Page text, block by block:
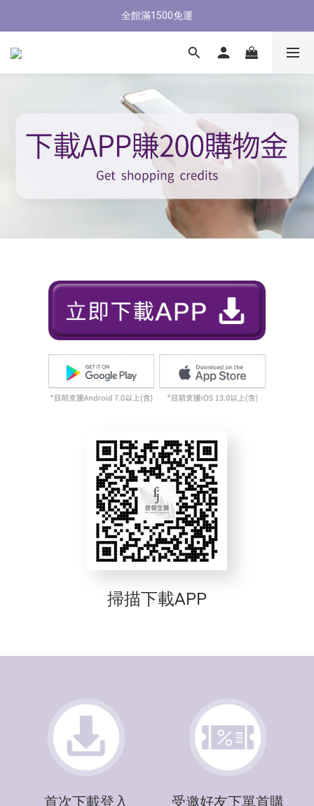
新會員首購輸入【NEW88】現折$88元
全館滿1500免運
新會員首購輸入【NEW88】現折$88元
掃描下載APP
首次下載登入
受邀好友下單首購